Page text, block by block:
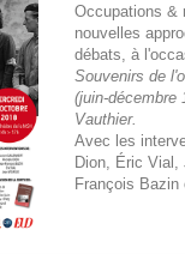
Occupations &
nouvelles
débats, à
Souvenirs de
(juin-décembre
Vauthier.
Avec les
Dion, Éric Vial,
François Bazin